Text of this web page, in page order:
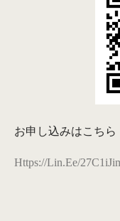
お申し込みはこちら
Https://lin.ee/